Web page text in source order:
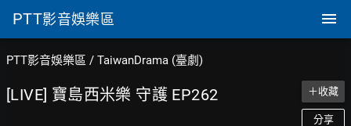
PTT影音娛樂區
PTT影音娛樂區 / TaiwanDrama (臺劇)
[LIVE] 寶島西米樂 守護 EP262 ＋收藏
分享